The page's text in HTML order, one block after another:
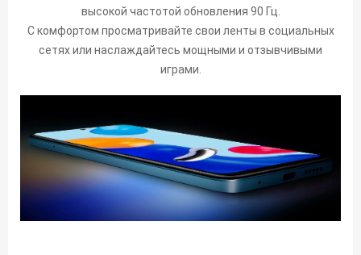
высокой частотой обновления 90 Гц.
С комфортом просматривайте свои ленты в социальных
сетях или наслаждайтесь мощными и отзывчивыми
играми.